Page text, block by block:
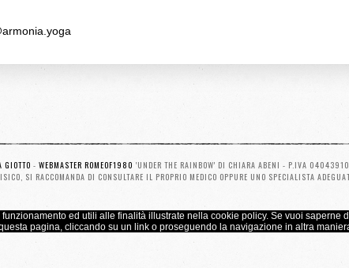
GIOTTO - WEBMASTER ROMEOF1980 'UNDER THE RAINBOW' DI CHIARA ABENI - P.IVA
SI RACCOMANDA DI CONSULTARE IL PROPRIO MEDICO OPPURE UNO SPECIALISTA
ed utili alle finalità illustrate nella cookie policy. Se vuoi
pagina, cliccando su un link o proseguendo la navigazione in altra